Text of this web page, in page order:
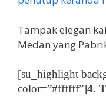
Tampak elegan
Medan yang
[su_highlight
color=”#ffffff”]4.